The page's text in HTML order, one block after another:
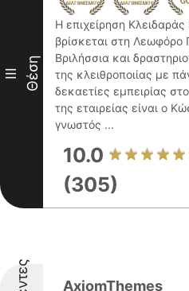
III Θέση
Η επιχείρηση Κλειδαράς
βρίσκεται στη Λεωφόρο
Βριλήσσια και
της κλειθροποιίας με
δεκαετίες εμπειρίας
της εταιρείας είναι ο
γνωστός ...
10.0
(305)
AxiomThemes